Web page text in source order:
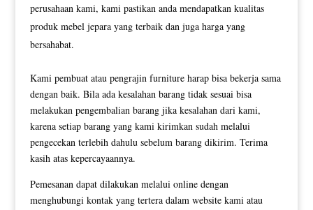
perusahaan kami, kami pastikan anda mendapatkan kualitas
produk mebel jepara yang terbaik dan juga harga yang
bersahabat.
Kami pembuat atau pengrajin furniture harap bisa bekerja sama
dengan baik. Bila ada kesalahan barang tidak sesuai bisa
melakukan pengembalian barang jika kesalahan dari kami,
karena setiap barang yang kami kirimkan sudah melalui
pengecekan terlebih dahulu sebelum barang dikirim. Terima
kasih atas kepercayaannya.
Pemesanan dapat dilakukan melalui online dengan
menghubungi kontak yang tertera dalam website kami atau